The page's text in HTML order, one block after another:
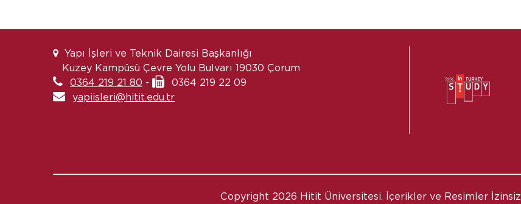
Yapı İşleri ve Teknik Dairesi Başkanlığı
Kuzey Kampüsü Çevre Yolu Bulvarı 19030 Çorum
0364 219 21 80 -
0364 219 22 09
yapiisleri@hitit.edu.tr
Copyright 2026 Hitit Üniversitesi. İçerikler ve Resimler İzinsiz